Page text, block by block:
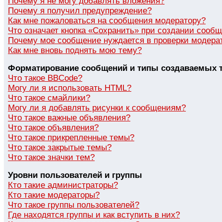
Почему я получил предупреждение?
Как мне пожаловаться на сообщения модератору?
Что означает кнопка «Сохранить» при создании
Почему мое сообщение нуждается в проверки
Как мне вновь поднять мою тему?
Форматирование сообщений и типы создаваемых
Что такое BBCode?
Могу ли я использовать HTML?
Что такое смайлики?
Могу ли я добавлять рисунки к сообщениям?
Что такое важные объявления?
Что такое объявления?
Что такое прикрепленные темы?
Что такое закрытые темы?
Что такое значки тем?
Уровни пользователей и группы
Кто такие администраторы?
Кто такие модераторы?
Что такое группы пользователей?
Где находятся группы и как вступить в них?